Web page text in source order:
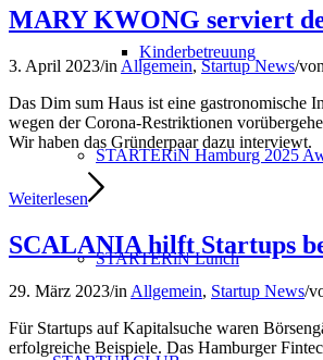
Kinderbetreuung
STARTERiN Hamburg 2025
STARTERiN Lunch
MARY KWONG serviert
3. April 2023/in Allgemein,Startup News/von
Das Dim sum Haus ist eine gastronomische
wegen der Corona-Restriktionen
Wir haben das Gründerpaar dazu interviewt.
Weiterlesen
SCALANIA hilft Startups
29. März 2023/in Allgemein, Startup News/
Für Startups auf Kapitalsuche waren
erfolgreiche Beispiele. Das Hamburger